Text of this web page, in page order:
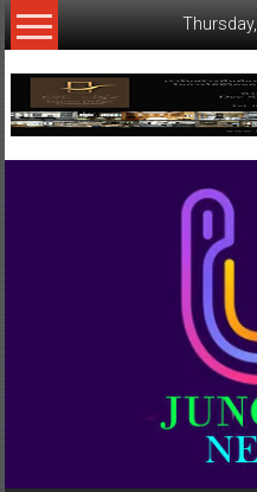
Skip
to
เว็บ
ข่าว